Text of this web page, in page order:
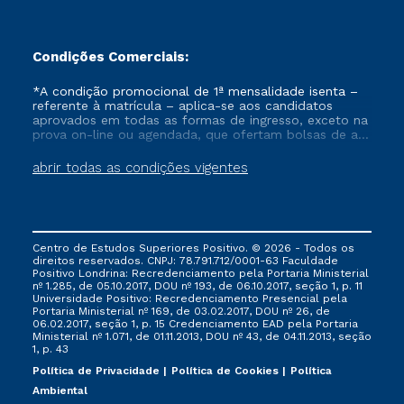
Condições Comerciais:
abrir todas as condições vigentes
*A condição promocional de 1ª mensalidade isenta –
referente à matrícula – aplica-se aos candidatos
aprovados em todas as formas de ingresso, exceto na
prova on-line ou agendada, que ofertam bolsas de até
vigente, que ainda não tenham efetivado e/ou não
tenham cancelado ou trancado sua matrícula em uma
via FIES, Prouni e outros programas governamentais, e
não se acumula com nenhuma outra campanha
ofertada pela Instituição.
Centro de Estudos Superiores Positivo. © 2026 - Todos os
direitos reservados. CNPJ: 78.791.712/0001-63 Faculdade
Positivo Londrina: Recredenciamento pela Portaria Ministerial
nº 1.285, de 05.10.2017, DOU nº 193, de 06.10.2017, seção 1, p. 11
Universidade Positivo: Recredenciamento Presencial ​pela
Portaria Ministerial nº 169, de 03.02.2017, DOU nº 26, de
06.02.2017, seção 1, p. 15 Credenciamento EAD pela Portaria
Ministerial nº 1.071, de 01.11.2013, DOU nº 43, de 04.11.2013, seção
1, p. 43
Política de Privacidade
Política de Cookies
Política
Ambiental